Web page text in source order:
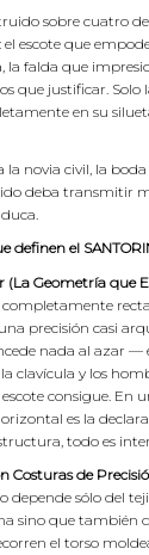
sobre cuatro
escote que
falda que
que justificar.
en su
la novia civil, la
deba transmitir
definen el
(La Geometría que
precisión casi
nada al azar —
clavícula y los
consigue. En
es la
todo es
Costuras de
depende sólo del
sino que también
el torso